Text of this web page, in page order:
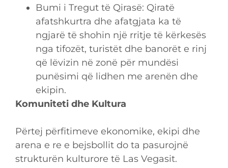
Bumi i Tregut të Qirasë: Qiratë
afatshkurtra dhe afatgjata ka të
ngjarë të shohin një rritje të kërkesës
nga tifozët, turistët dhe banorët e rinj
që lëvizin në zonë për mundësi
punësimi që lidhen me arenën dhe
ekipin.
Komuniteti dhe Kultura
Përtej përfitimeve ekonomike, ekipi dhe
arena e re e bejsbollit do ta pasurojnë
strukturën kulturore të Las Vegasit.